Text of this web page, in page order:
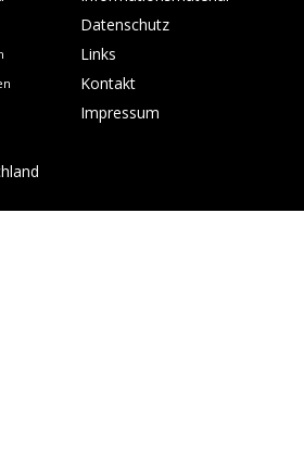
Datenschutz
Links
Kontakt
Impressum